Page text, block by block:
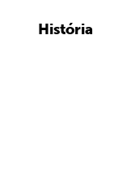
História